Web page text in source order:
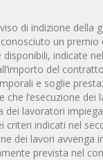
di indizione della
un premio
indicate
del
e soglie
l’esecuzione dei
lavoratori
indicati nel
dei lavori avvenga
prevista nel